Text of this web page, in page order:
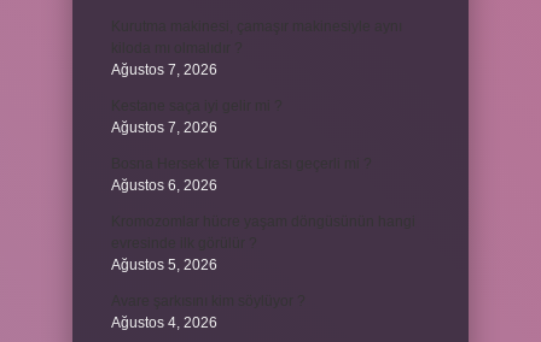
Ağustos 7, 2026
Ağustos 7, 2026
Ağustos 6, 2026
Ağustos 5, 2026
Ağustos 4, 2026